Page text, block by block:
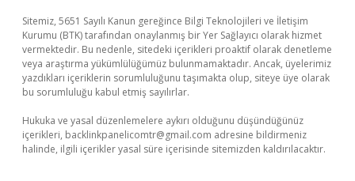
Sitemiz, 5651 Sayılı Kanun gereğince Bilgi Teknolojileri ve İletişim
Kurumu (BTK) tarafından onaylanmış bir Yer Sağlayıcı olarak hizmet
vermektedir. Bu nedenle, sitedeki içerikleri proaktif olarak denetleme
veya araştırma yükümlülüğümüz bulunmamaktadır. Ancak, üyelerimiz
yazdıkları içeriklerin sorumluluğunu taşımakta olup, siteye üye olarak
bu sorumluluğu kabul etmiş sayılırlar.
Hukuka ve yasal düzenlemelere aykırı olduğunu düşündüğünüz
içerikleri, backlinkpanelicomtr@gmail.com adresine bildirmeniz
halinde, ilgili içerikler yasal süre içerisinde sitemizden kaldırılacaktır.